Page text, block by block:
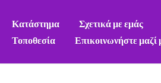
Κατάστημα
Σχετικά με εμάς
Τοποθεσία
Επικοινωνήστε μαζί